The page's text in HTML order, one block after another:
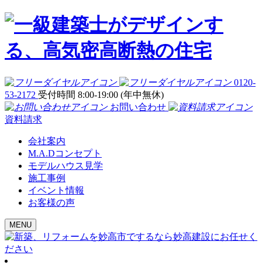
0120-
53-2172 受付時間 8:00-19:00 (年中無休)
お問い合わせ
資料請求
会社案内
M.A.Dコンセプト
モデルハウス見学
施工事例
イベント情報
お客様の声
MENU